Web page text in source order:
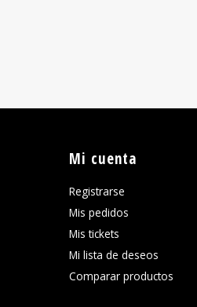
Mi cuenta
Registrarse
Mis pedidos
Mis tickets
Mi lista de deseos
Comparar productos